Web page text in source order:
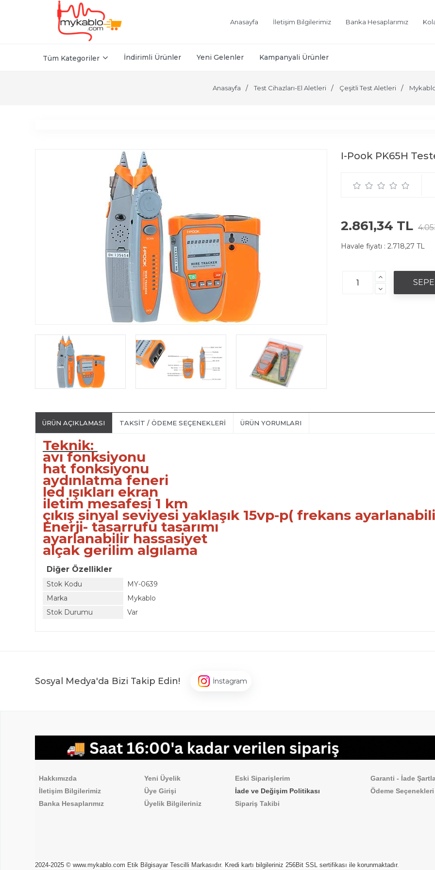
Anasayfa İletişim Bilgilerimiz Banka Hesaplarımız
Tüm Kategoriler İndirimli Ürünler Yeni Gelenler Kampanyali Ürünler
Anasayfa Test Cihazları-El Aletleri Çeşitli Test Aletleri
I-Pook PK65H
2.861,34 TL
Havale fiyatı : 2.718,27 TL
ÜRÜN AÇIKLAMASI TAKSIT / ÖDEME SEÇENEKLERI ÜRÜN YORUMLARI
Teknik:
avı fonksiyonu
hat fonksiyonu
aydınlatma feneri
led ışıkları ekran
iletim mesafesi 1 km
çıkış sinyal seviyesi yaklaşık 15vp-p( frekans
Enerji- tasarrufu tasarımı
ayarlanabilir hassasiyet
alçak gerilim algılama
Diğer Özellikler
Stok Kodu
MY-0639
Marka
Mykablo
Stok Durumu
Var
Sosyal Medya'da Bizi Takip Edin! İnstagram
Hakkımızda Sipariş İşlemleri
Hakkımızda Yeni Üyelik Eski Siparişlerim
Garanti - İade
İletişim Bilgilerimiz
Üye Girişi İade ve Değişim Politikası Ödeme Seçenekleri
Banka Hesaplarımız
Üyelik Bilgileriniz Sipariş Takibi
2024-2025 © www.mykablo.com Etik Bilgisayar Tescilli Markasıdır. Kredi kartı bilgileriniz 256Bit SSL sertifikası ile korunmaktadır.